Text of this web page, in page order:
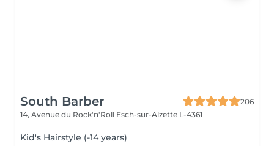
South Barber
206
14, Avenue du Rock'n'Roll Esch-sur-Alzette L-4361
Kid's Hairstyle (-14 years)